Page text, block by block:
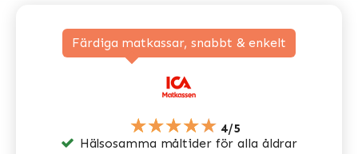
Färdiga matkassar, snabbt & enkelt
★★★★★ 4/5
Hälsosamma måltider för alla åldrar